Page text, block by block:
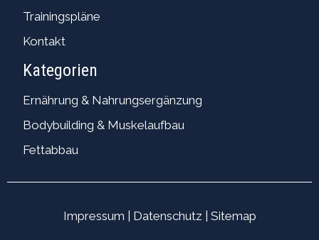
Trainingspläne
Kontakt
Kategorien
Ernährung & Nahrungsergänzung
Bodybuilding & Muskelaufbau
Fettabbau
Impressum Datenschutz Sitemap